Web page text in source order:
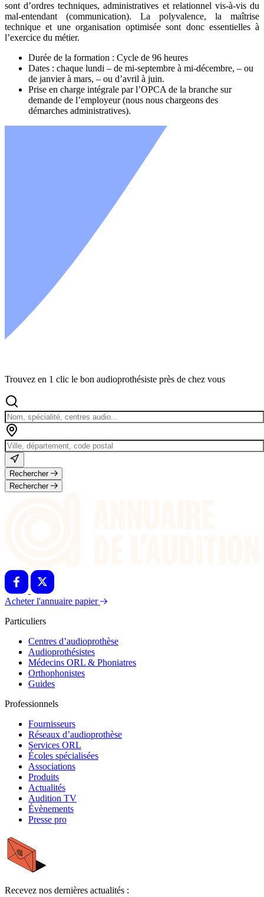
sont d’ordres techniques, administratives et relationnel vis-à-vis du
mal-entendant (communication). La polyvalence, la maîtrise
technique et une organisation optimisée sont donc essentielles à
l’exercice du métier.
Durée de la formation : Cycle de 96 heures
Dates : chaque lundi – de mi-septembre à mi-décembre, – ou
de janvier à mars, – ou d’avril à juin.
Prise en charge intégrale par l’OPCA de la branche sur
demande de l’employeur (nous nous chargeons des
démarches administratives).
Trouvez en 1 clic le bon audioprothésiste près de chez vous
Rechercher
Rechercher
Acheter l'annuaire papier
Particuliers
Centres d’audioprothèse
Audioprothésistes
Médecins ORL & Phoniatres
Orthophonistes
Guides
Professionnels
Fournisseurs
Réseaux d’audioprothèse
Services ORL
Écoles spécialisées
Associations
Produits
Actualités
Audition TV
Évènements
Presse pro
Recevez nos dernières actualités :